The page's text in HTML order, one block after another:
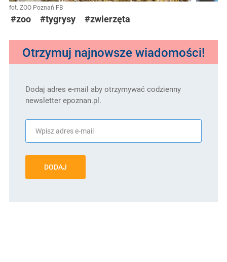
fot. ZOO Poznań FB
#zoo #tygrysy #zwierzęta
Otrzymuj najnowsze wiadomości!
Dodaj adres e-mail aby otrzymywać codzienny
newsletter epoznan.pl.
DODAJ